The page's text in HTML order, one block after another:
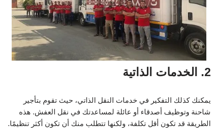
2. الخدمات الذاتية
يمكنك كذلك التفكير في خدمات النقل الذاتي، حيث تقوم بتأجير
شاحنة وتوظيف أصدقاء أو عائلة لمساعدتك في نقل العفش. هذه
الطريقة قد تكون أقل تكلفة، ولكنها تتطلب منك أن تكون أكثر تنظيمًا.